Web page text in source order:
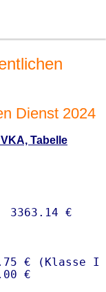
Dienst 2024
Tabelle
€ (Klasse I)
€